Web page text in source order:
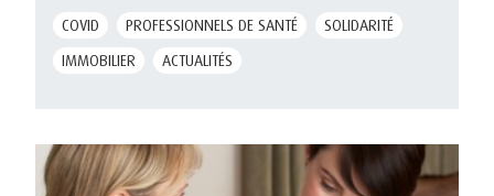
COVID PROFESSIONNELS DE SANTÉ
SOLIDARITÉ
IMMOBILIER
ACTUALITÉS